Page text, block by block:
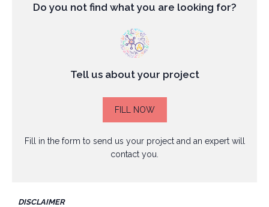
Do you not find what you are looking for?
Tell us about your project
FILL NOW
Fill in the form to send us your project and an expert will
contact you.
DISCLAIMER